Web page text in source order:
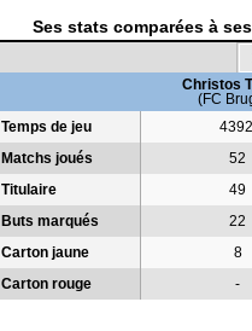
Ses stats comparées à
Christos
(FC
Temps de jeu
Matchs joués 52
Titulaire 49
Buts marqués 22
Carton jaune 8
Carton rouge -